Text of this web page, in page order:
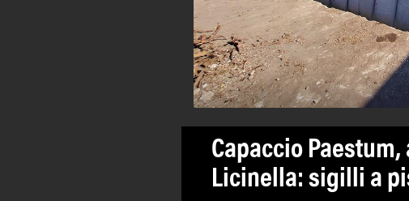
Capaccio
Licinella: sigilli a